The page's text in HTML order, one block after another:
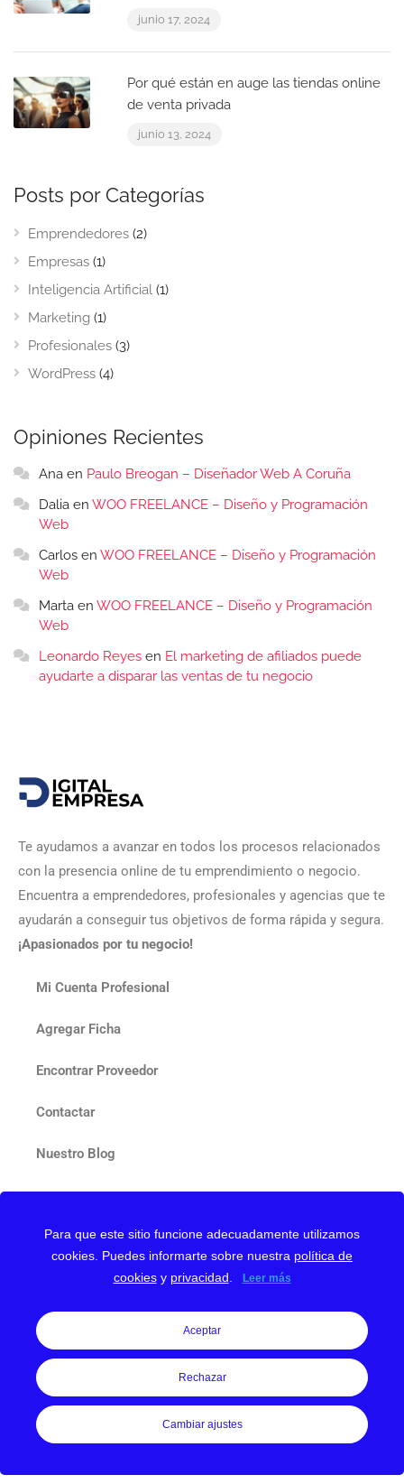
junio 17, 2024
Por qué están en auge las tiendas online
de venta privada
junio 13, 2024
Posts por Categorías
Emprendedores (2)
Empresas (1)
Inteligencia Artificial (1)
Marketing (1)
Profesionales (3)
WordPress (4)
Opiniones Recientes
Ana en Paulo Breogan – Diseñador Web A Coruña
Dalia en WOO FREELANCE – Diseño y Programación
Web
Carlos en WOO FREELANCE – Diseño y Programación
Web
Marta en WOO FREELANCE – Diseño y Programación
Web
Leonardo Reyes en El marketing de afiliados puede
ayudarte a disparar las ventas de tu negocio
Te ayudamos a avanzar en todos los procesos relacionados
con la presencia online de tu emprendimiento o negocio.
Encuentra a emprendedores, profesionales y agencias que te
ayudarán a conseguir tus objetivos de forma rápida y segura.
¡Apasionados por tu negocio!
Mi Cuenta Profesional
Agregar Ficha
Encontrar Proveedor
Contactar
Nuestro Blog
Web protegida con reCAPTCHA y GooglePrivacy Policy
Política de Privacidad
Aviso Legal
Para que este sitio funcione adecuadamente utilizamos
cookies. Puedes informarte sobre nuestra política de
cookiesy privacidad Leer más
Aceptar
Rechazar
Cambiar ajustes